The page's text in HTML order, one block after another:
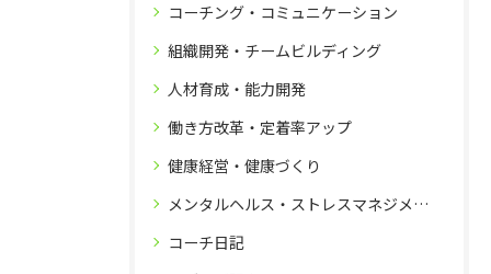
コーチング・コミュニケーション
組織開発・チームビルディング
人材育成・能力開発
働き方改革・定着率アップ
健康経営・健康づくり
メンタルヘルス・ストレスマネジメント
コーチ日記